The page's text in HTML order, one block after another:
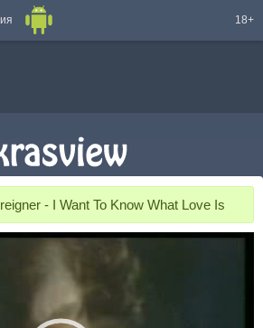
18+
- I Want To Know What Love Is